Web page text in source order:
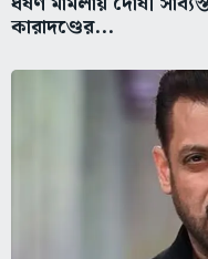
কারাদণ্ডের...